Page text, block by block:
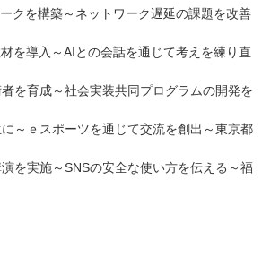
クを構築～ネットワーク遅延の課題を改善
を導入～AIとの会話を通じて考えを練り直
を育成～社会実装共同プログラムの開発を
～ｅスポーツを通じて交流を創出～東京都
を実施～SNSの安全な使い方を伝える～福